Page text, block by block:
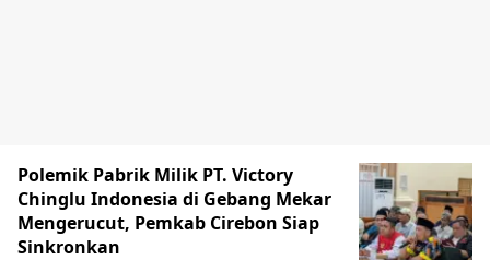
Polemik Pabrik Milik PT. Victory
Chinglu Indonesia di Gebang Mekar
Mengerucut, Pemkab Cirebon Siap
Sinkronkan